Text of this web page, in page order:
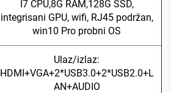
I7 CPU,8G RAM,128G SSD,
integrisani GPU, wifi, RJ45 podržan,
win10 Pro probni OS
Ulaz/izlaz:
HDMI+VGA+2*USB3.0+2*USB2.0+L
AN+AUDIO